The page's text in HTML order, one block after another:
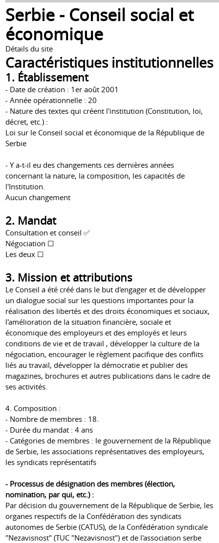
Serbie - Conseil social et
économique
Détails du site
Caractéristiques institutionnelles
1. Établissement
- Date de création : 1er août 2001
- Année opérationnelle : 20
- Nature des textes qui créent l'institution (Constitution, loi,
décret, etc.) :
Loi sur le Conseil social et économique de la République de
Serbie
- Y a-t-il eu des changements ces dernières années
concernant la nature, la composition, les capacités de
l'Institution.
Aucun changement
2. Mandat
Consultation et conseil ✅
Négociation ☐
Les deux ☐
3. Mission et attributions
Le Conseil a été créé dans le but d'engager et de développer
un dialogue social sur les questions importantes pour la
réalisation des libertés et des droits économiques et sociaux,
l'amélioration de la situation financière, sociale et
économique des employeurs et des employés et leurs
conditions de vie et de travail , développer la culture de la
négociation, encourager le règlement pacifique des conflits
liés au travail, développer la démocratie et publier des
magazines, brochures et autres publications dans le cadre de
ses activités.
4. Composition :
- Nombre de membres : 18.
- Durée du mandat : ​​4 ans
- Catégories de membres : le gouvernement de la République
de Serbie, les associations représentatives des employeurs,
les syndicats représentatifs
- Processus de désignation des membres (élection,
nomination, par qui, etc.) :
Par décision du gouvernement de la République de Serbie, les
organes respectifs de la Confédération des syndicats
autonomes de Serbie (CATUS), de la Confédération syndicale
"Nezavisnost" (TUC "Nezavisnost") et de l'association serbe